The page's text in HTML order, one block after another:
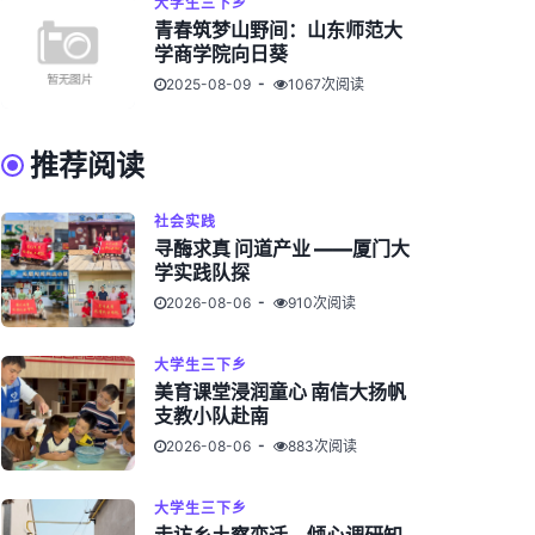
青春筑梦山野间：山东师范大
学商学院向日葵
2025-08-09 1067次阅读
推荐阅读
社会实践
寻酶求真 问道产业 ——厦门大
学实践队探
2026-08-06 910次阅读
大学生三下乡
美育课堂浸润童心 南信大扬帆
支教小队赴南
2026-08-06 883次阅读
大学生三下乡